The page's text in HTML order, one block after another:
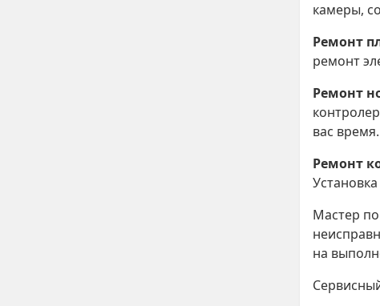
камеры,
Ремонт
ремонт
Ремонт
вас время.
Ремонт
Мастер
на